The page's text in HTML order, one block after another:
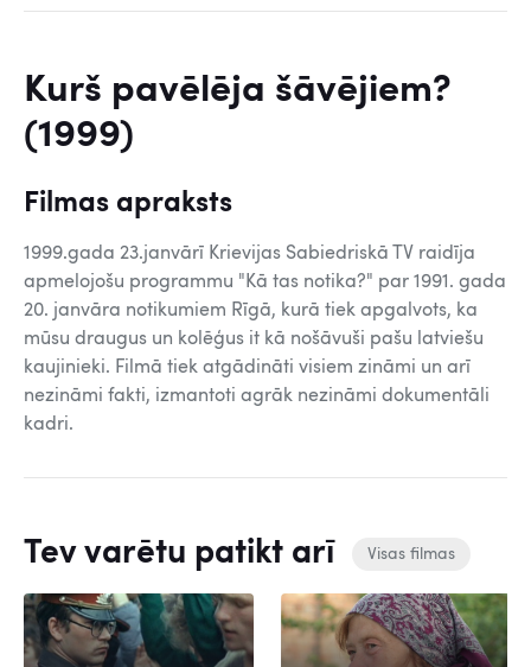
Kurš pavēlēja šāvējiem?
(1999)
Filmas apraksts
1999.gada 23.janvārī Krievijas Sabiedriskā TV raidīja
apmelojošu programmu "Kā tas notika?" par 1991. gada
20. janvāra notikumiem Rīgā, kurā tiek apgalvots, ka
mūsu draugus un kolēģus it kā nošāvuši pašu latviešu
kaujinieki. Filmā tiek atgādināti visiem zināmi un arī
nezināmi fakti, izmantoti agrāk nezināmi dokumentāli
kadri.
Tev varētu patikt arī Visas filmas